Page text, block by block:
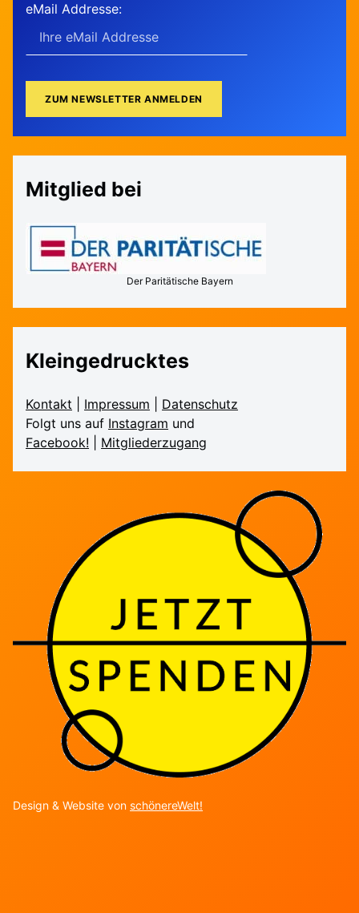
eMail Addresse:
Mitglied bei
Der Paritätische Bayern
Kleingedrucktes
Kontakt Impressum
Daten­schutz
Folgt uns auf Instagram und
Facebook!
Mitglieder­zugang
Design & Website vonschönereWelt!